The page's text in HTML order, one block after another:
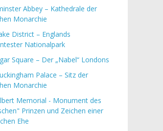
Abbey – Kathedrale der
Monarchie
District – Englands
Nationalpark
Square – Der „Nabel“ Londons
Palace – Sitz der
Monarchie
Memorial - Monument des
Prinzen und Zeichen einer
Ehe